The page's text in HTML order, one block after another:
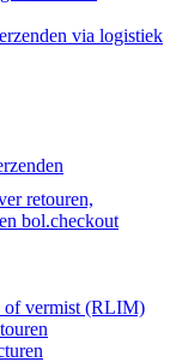
via logistiek
retouren,
bol.checkout
of vermist (RLIM)